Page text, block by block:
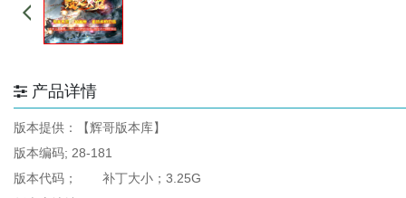
产品详情
版本提供：【辉哥版本库】
版本编码; 28-181
版本代码； 补丁大小；3.25G